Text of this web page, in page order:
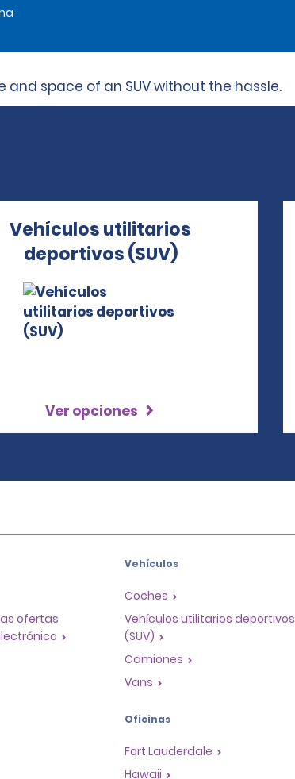
space of an SUV without the hassle.
Vehículos utilitarios
deportivos (SUV)
Ver opciones
ofertas
Vehículos
Coches
Vehículos utilitarios deportivos
(SUV)
Camiones
Vans
Oficinas
Fort Lauderdale
Hawaii